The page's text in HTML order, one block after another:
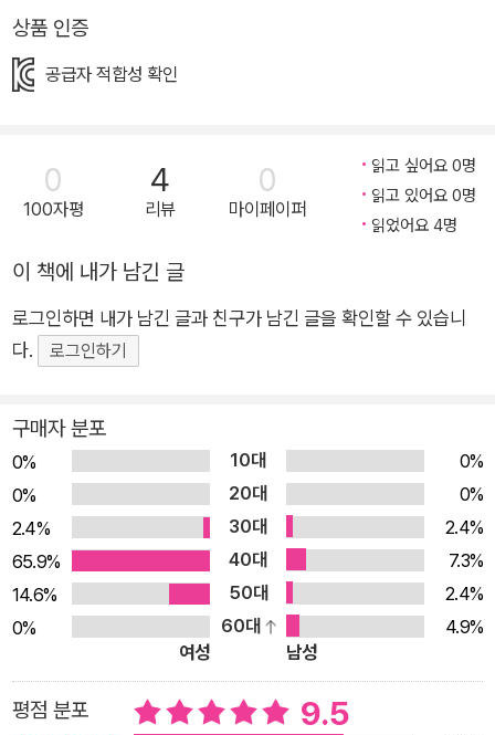
화. 내 마음의 주인이 되어 소중한 친구와 따뜻한 정을 나눠요. ◆
신해서 마차를 타고 무도회 학교에 가고 싶다. 거기에 수혁이처럼
우리 반에는 일기상이라는 특별상이 있다. 선생님은 자기 생각을
정리할 수 있고 글짓기 능력도 향상된다고 일기 쓰기를 강조하면
서 성실하게 일기를 쓴 아이를 뽑아 도서 상품권이나 피자 교환권
같은 상품을 준다. 짝꿍 민지는 일기 쓰는 시간이 기다려질 정도
로 재미있다지만, 쓸 거라곤 게임하고 숙제하고 또 게임을 한 얘
기가 전부인 나는 아무리 쥐어짜도 겨우 세 줄 쓰는 게 다다. 그런
데 민지가 신데렐라가 그려진 일기장 한 권을 건네며 원하는 걸
은 일? 민지는 진심으로 내가 일기상을 타기를 바라나 보다. 일기
상이라도 탈까 싶어 억지로 쓰기 시작한 일기. 게임을 하다 시간
을 놓쳐 12시가 다 돼서 부랴부랴 쓰기도 하고 아무렇게나 가짜
일기를 쓰기도 한다. 그런데 뭔가 이상하다. 멋대로 지어내서 쓴
내용이 다음 날 정말 이루어지는 게 아닌가. 엄마가 맛있는 사과
파이를 만들어 주셨다고 쓴 날, 학교에서 돌아오니 엄마가 진짜로
사과파이를 만들어 놓았다. 아빠가 나를 위해 자전거를 사 왔다고
쓴 날은 실제로 아빠가 퇴근하면서 내 자전거를 사 왔다. 엄마 아
빠가 나 몰래 일기장을 보고 내가 원하는 걸 들어준 걸까? 하지만
수학 시험을 100점 맞은 날은 정말이지 소름이 돋았다. 이건 엄
상품 인증
공급자 적합성 확인
0
100자평
4
리뷰
0
마이페이퍼
읽고 싶어요 0명
읽고 있어요 0명
읽었어요 4명
이 책에 내가 남긴 글
로그인하면 내가 남긴 글과 친구가 남긴 글을 확인할 수 있습니
다.
로그인하기
구매자 분포
0% 10대
0%
0%
20대
0%
2.4%
30대
2.4%
65.9%
40대
7.3%
14.6%
50대
2.4%
0%
60대
4.9%
여성
남성
평점 분포 9.5